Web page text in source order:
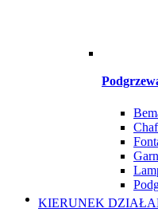
KIERUNEK